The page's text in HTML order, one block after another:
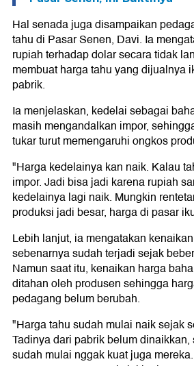
Hal senada juga disampaikan
tahu di Pasar Senen, Davi. Ia
rupiah terhadap dolar secara tidak
membuat harga tahu yang dijualnya
pabrik.
Ia menjelaskan, kedelai sebagai
masih mengandalkan impor,
tukar turut memengaruhi ongkos
"Harga kedelainya kan naik. Kalau
impor. Jadi bisa jadi karena rupiah
kedelainya lagi naik. Mungkin
produksi jadi besar, harga di pasar
Lebih lanjut, ia mengatakan
sebenarnya sudah terjadi sejak
Namun saat itu, kenaikan harga
ditahan oleh produsen sehingga
pedagang belum berubah.
"Harga tahu sudah mulai naik sejak
Tadinya dari pabrik belum
sudah mulai nggak kuat juga